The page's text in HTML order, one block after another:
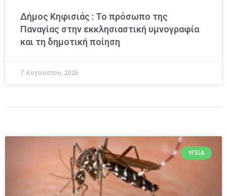
Δήμος Κηφισιάς : Το πρόσωπο της
Παναγίας στην εκκλησιαστική υμνογραφία
και τη δημοτική ποίηση
7 Αυγούστου, 2026
ΥΓΕΊΑ